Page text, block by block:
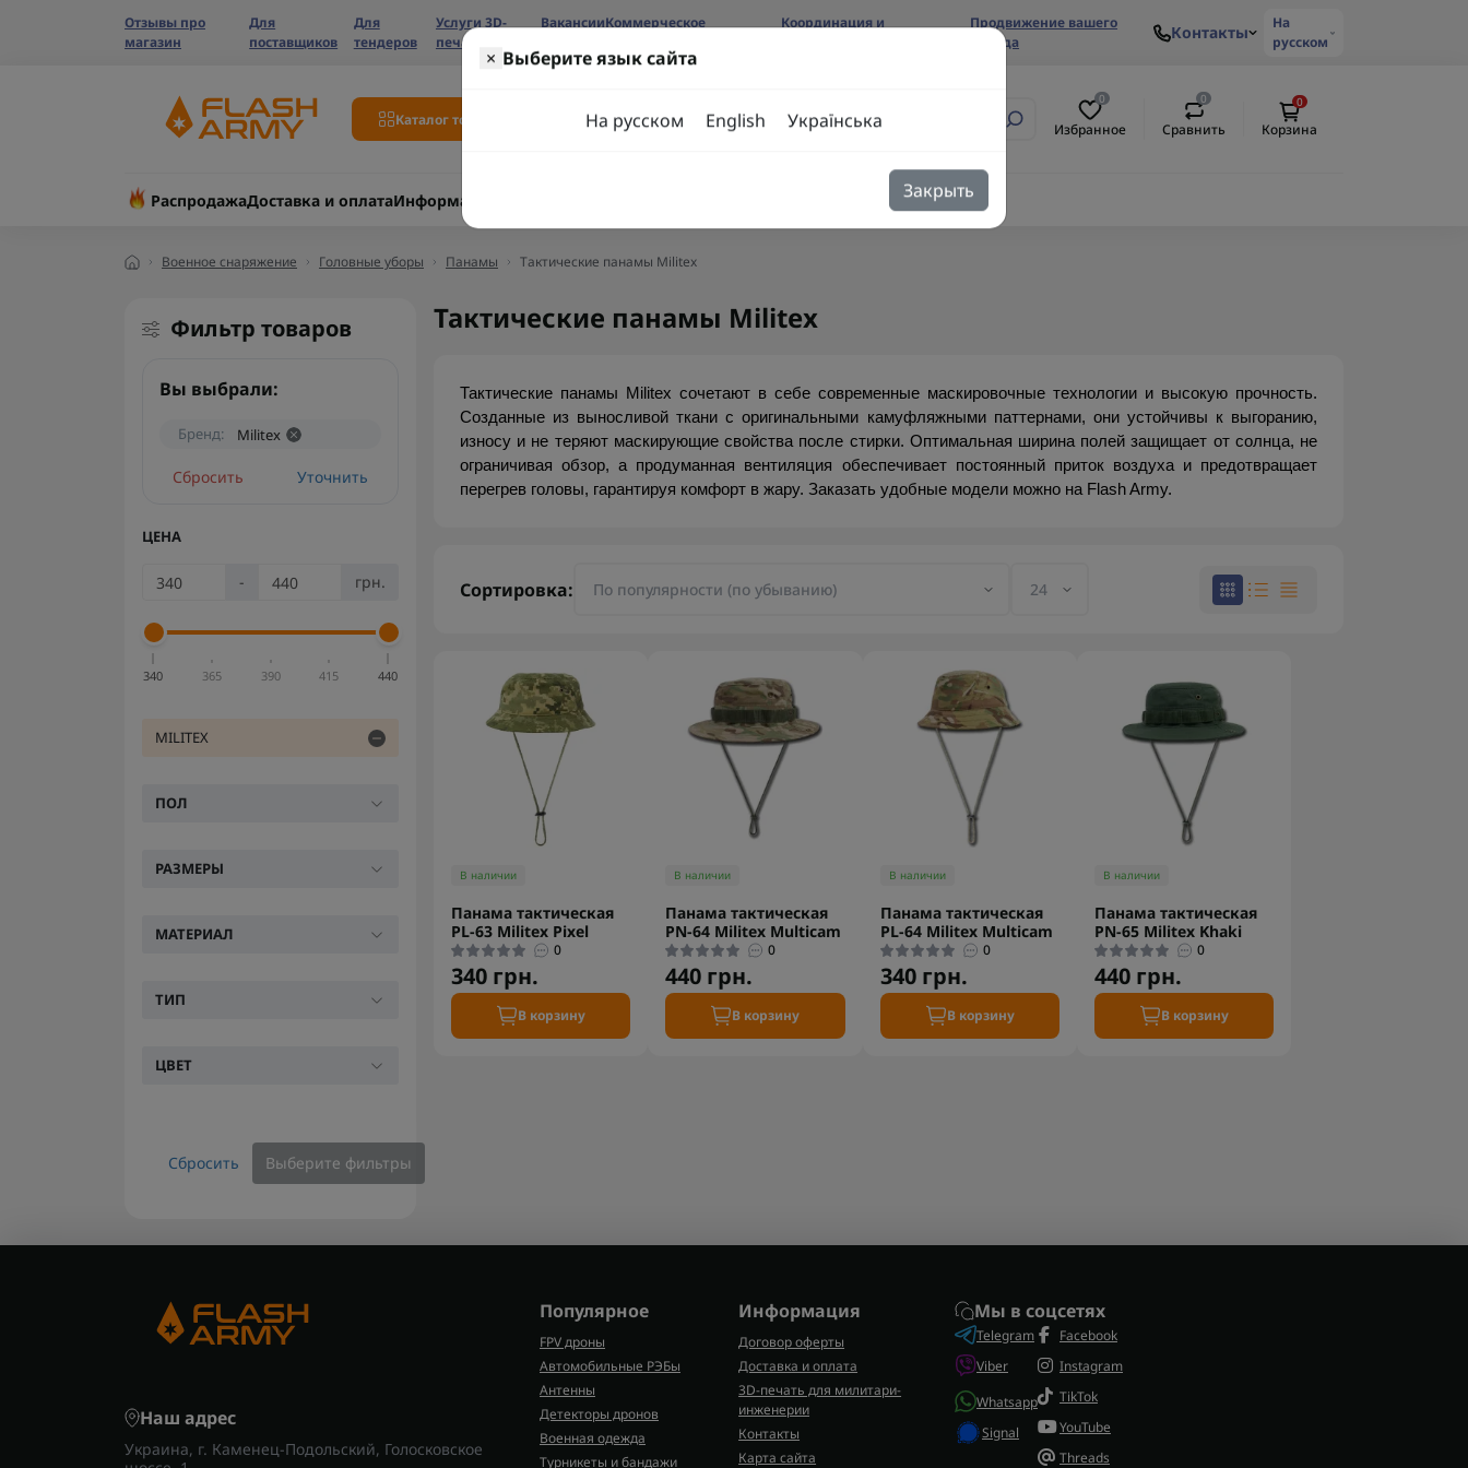
Отзывы про
магазин
Для
поставщиков
Для
тендеров
Услуги 3D-
печати
ВакансииКоммерческое
Координация и
Продвижение вашего
бренда
Контакты
На
русском
Каталог товаров
0
Избранное
0
Сравнить
0
Корзина
РаспродажаДоставка и оплатаИнформация
Военное снаряжение Головные уборы Панамы Тактические панамы Militex
× Выберите язык сайта
На русском English Українська
Закрыть
Фильтр товаров
Вы выбрали:
Бренд: Militex
Сбросить Уточнить
ЦЕНА
- грн.
340 365 390 415 440
MILITEX
ПОЛ
РАЗМЕРЫ
МАТЕРИАЛ
ТИП
ЦВЕТ
Сбросить Выберите фильтры
Тактические панамы Militex
Тактические панамы Militex сочетают в себе современные маскировочные технологии и высокую прочность.
Созданные из выносливой ткани с оригинальными камуфляжными паттернами, они устойчивы к выгоранию,
износу и не теряют маскирующие свойства после стирки. Оптимальная ширина полей защищает от солнца, не
ограничивая обзор, а продуманная вентиляция обеспечивает постоянный приток воздуха и предотвращает
перегрев головы, гарантируя комфорт в жару. Заказать удобные модели можно на Flash Army.
Сортировка:
В наличии
Панама тактическая
РL-63 Militex Pixel
0
340 грн.
В корзину
В наличии
Панама тактическая
PN-64 Militex Multicam
0
440 грн.
В корзину
В наличии
Панама тактическая
РL-64 Militex Multicam
0
340 грн.
В корзину
В наличии
Панама тактическая
PN-65 Militex Khaki
0
440 грн.
В корзину
Наш адрес
Украина, г. Каменец-Подольский, Голосковское
Популярное
FPV дроны
Автомобильные РЭБы
Антенны
Детекторы дронов
Военная одежда
Турникеты и бандажи
Информация
Договор оферты
Доставка и оплата
3D-печать для милитари-
инженерии
Контакты
Карта сайта
Мы в соцсетях
Telegram
Viber
Whatsapp
Signal
Facebook
Instagram
TikTok
YouTube
Threads